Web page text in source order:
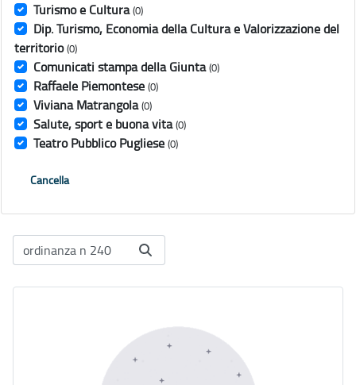
Turismo e Cultura (0)
Dip. Turismo, Economia della Cultura e Valorizzazione del
territorio (0)
Comunicati stampa della Giunta (0)
Raffaele Piemontese (0)
Viviana Matrangola (0)
Salute, sport e buona vita (0)
Teatro Pubblico Pugliese (0)
Cancella